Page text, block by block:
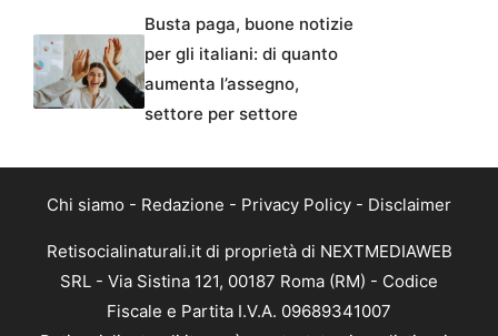
Busta paga, buone notizie
per gli italiani: di quanto
aumenta l’assegno,
settore per settore
Chi siamo - Redazione - Privacy Policy - Disclaimer
Retisocialinaturali.it di proprietà di NEXTMEDIAWEB
SRL - Via Sistina 121, 00187 Roma (RM) - Codice
Fiscale e Partita I.V.A. 09689341007